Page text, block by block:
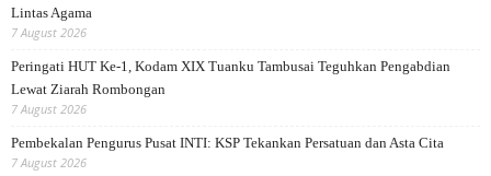
Lintas Agama
7 August 2026
Peringati HUT Ke-1, Kodam XIX Tuanku Tambusai Teguhkan Pengabdian
Lewat Ziarah Rombongan
7 August 2026
Pembekalan Pengurus Pusat INTI: KSP Tekankan Persatuan dan Asta Cita
7 August 2026